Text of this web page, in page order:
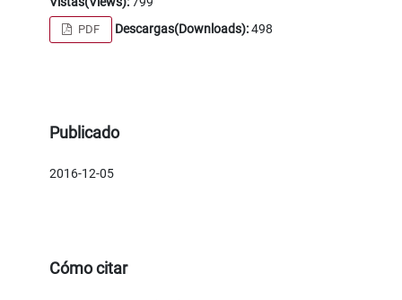
PDF Descargas(Downloads):498
Publicado
2016-12-05
Cómo citar